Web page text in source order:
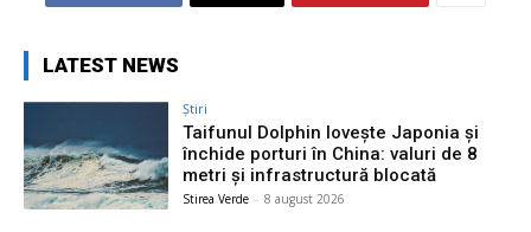
LATEST NEWS
Știri
Taifunul Dolphin lovește Japonia și
închide porturi în China: valuri de 8
metri și infrastructură blocată
Stirea Verde - 8 august 2026